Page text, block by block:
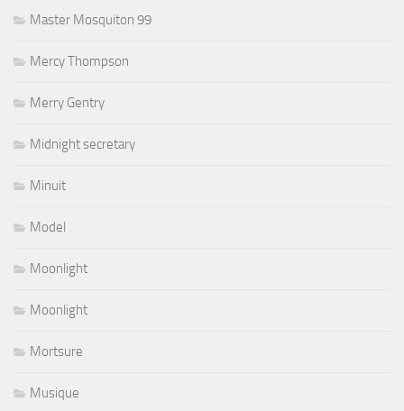
Master Mosquiton 99
Mercy Thompson
Merry Gentry
Midnight secretary
Minuit
Model
Moonlight
Moonlight
Mortsure
Musique